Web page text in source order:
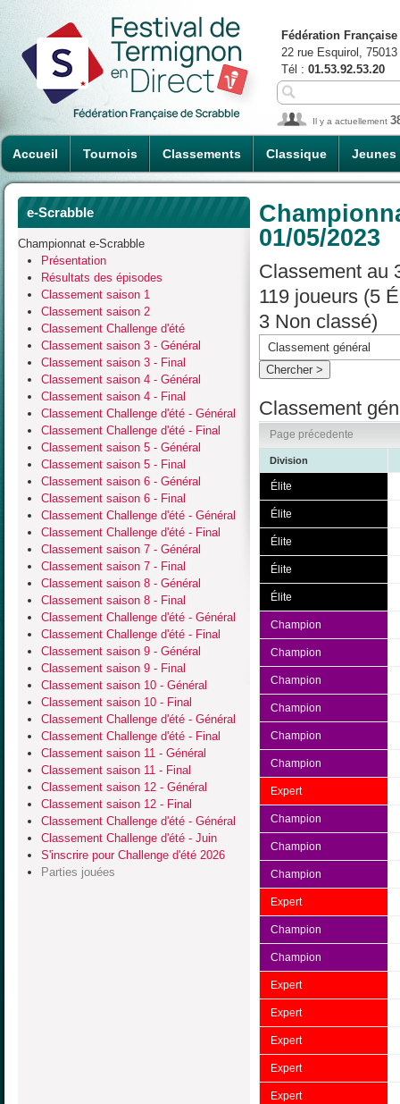
Accueil Tournois Classements Classique Jeunes
Fédération
22 rue Esquirol,
Tél : 01.53.92.53.20
Il y a actuellement
e-Scrabble
Championnat e-Scrabble
Présentation
Résultats des épisodes
Classement saison 1
Classement saison 2
Classement Challenge d'été
Classement saison 3 - Général
Classement saison 3 - Final
Classement saison 4 - Général
Classement saison 4 - Final
Classement Challenge d'été - Général
Classement Challenge d'été - Final
Classement saison 5 - Général
Classement saison 5 - Final
Classement saison 6 - Général
Classement saison 6 - Final
Classement Challenge d'été - Général
Classement Challenge d'été - Final
Classement saison 7 - Général
Classement saison 7 - Final
Classement saison 8 - Général
Classement saison 8 - Final
Classement Challenge d'été - Général
Classement Challenge d'été - Final
Classement saison 9 - Général
Classement saison 9 - Final
Classement saison 10 - Général
Classement saison 10 - Final
Classement Challenge d'été - Général
Classement Challenge d'été - Final
Classement saison 11 - Général
Classement saison 11 - Final
Classement saison 12 - Général
Classement saison 12 - Final
Classement Challenge d'été - Général
Classement Challenge d'été - Juin
S'inscrire pour Challenge d'été 2026
Parties jouées
01/05/2023
Classement au
119 joueurs (5
3 Non classé)
Classement
Page précedente
Division
Élite
Élite
Élite
Élite
Élite
Champion
Champion
Champion
Champion
Champion
Champion
Expert
Champion
Champion
Champion
Expert
Champion
Champion
Expert
Expert
Expert
Expert
Expert